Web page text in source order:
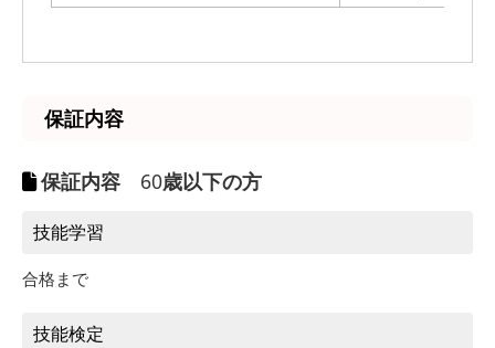
保証内容
保証内容60歳以下の方
技能学習
合格まで
技能検定